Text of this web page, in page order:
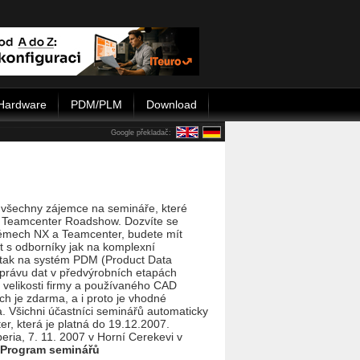
PDM/PLM Download
Google překladač:
zájemce na semináře, které
Roadshow. Dozvíte se
NX a Teamcenter, budete mít
s odborníky jak na komplexní
na systém PDM (Product Data
dat v předvýrobních etapách
firmy a používaného CAD
je zdarma, a i proto je vhodné
Všichni účastníci seminářů automaticky
která je platná do 19.12.2007.
7. 11. 2007 v Horní Cerekevi v
Program seminářů